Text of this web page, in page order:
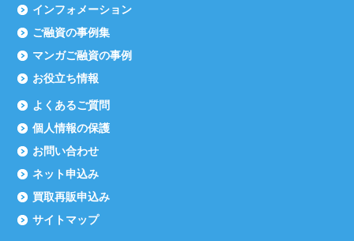
インフォメーション
ご融資の事例集
マンガご融資の事例
お役立ち情報
よくあるご質問
個人情報の保護
お問い合わせ
ネット申込み
買取再販申込み
サイトマップ